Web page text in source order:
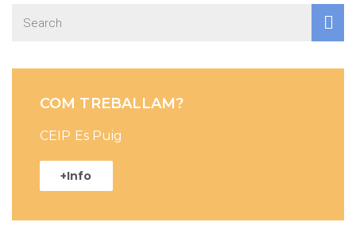
COM TREBALLAM?
CEIP Es Puig
+Info